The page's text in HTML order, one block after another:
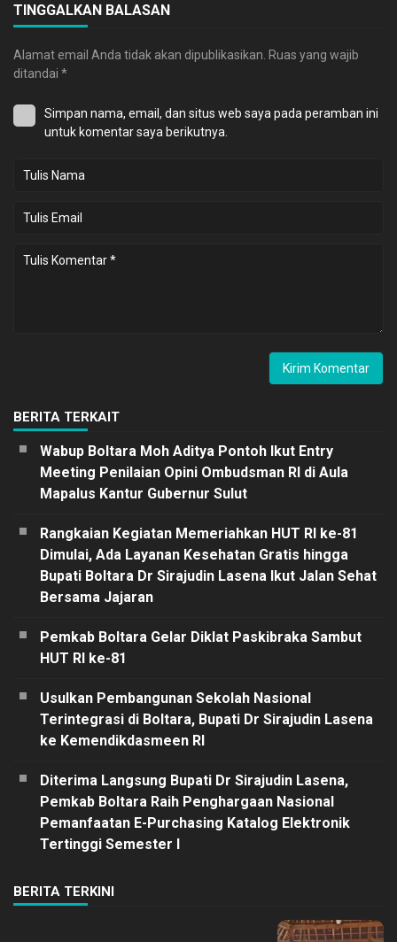
TINGGALKAN BALASAN
Alamat email Anda tidak akan dipublikasikan. Ruas yang wajib
ditandai *
Simpan nama, email, dan situs web saya pada peramban ini
untuk komentar saya berikutnya.
BERITA TERKAIT
Wabup Boltara Moh Aditya Pontoh Ikut Entry
Meeting Penilaian Opini Ombudsman RI di Aula
Mapalus Kantur Gubernur Sulut
Rangkaian Kegiatan Memeriahkan HUT RI ke-81
Dimulai, Ada Layanan Kesehatan Gratis hingga
Bupati Boltara Dr Sirajudin Lasena Ikut Jalan Sehat
Bersama Jajaran
Pemkab Boltara Gelar Diklat Paskibraka Sambut
HUT RI ke-81
Usulkan Pembangunan Sekolah Nasional
Terintegrasi di Boltara, Bupati Dr Sirajudin Lasena
ke Kemendikdasmeen RI
Diterima Langsung Bupati Dr Sirajudin Lasena,
Pemkab Boltara Raih Penghargaan Nasional
Pemanfaatan E-Purchasing Katalog Elektronik
Tertinggi Semester I
BERITA TERKINI